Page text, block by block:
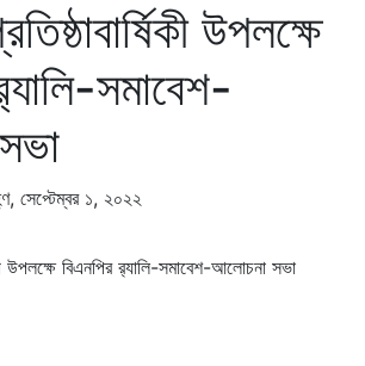
উপলক্ষে
সমাবেশ-
সেপ্টেম্বর ১, ২০২২